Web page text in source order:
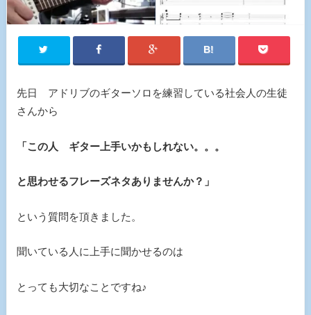
先日 アドリブのギターソロを練習している社会人の生徒
さんから
「この人 ギター上手いかもしれない。。。
と思わせるフレーズネタありませんか？」
という質問を頂きました。
聞いている人に上手に聞かせるのは
とっても大切なことですね♪